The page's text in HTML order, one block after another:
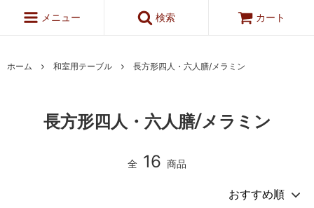
メニュー 検索 カート
ホーム 和室用テーブル 長方形四人・六人膳/メラミン
長方形四人・六人膳/メラミン
全 16 商品